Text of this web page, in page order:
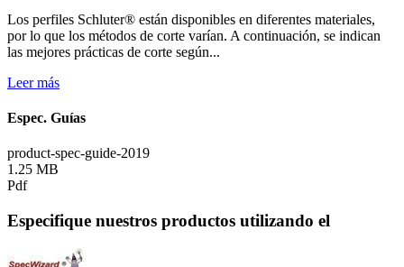
Los perfiles Schluter® están disponibles en diferentes materiales,
por lo que los métodos de corte varían. A continuación, se indican
las mejores prácticas de corte según...
Leer más
Espec. Guías
product-spec-guide-2019
1.25 MB
Pdf
Especifique nuestros productos utilizando el